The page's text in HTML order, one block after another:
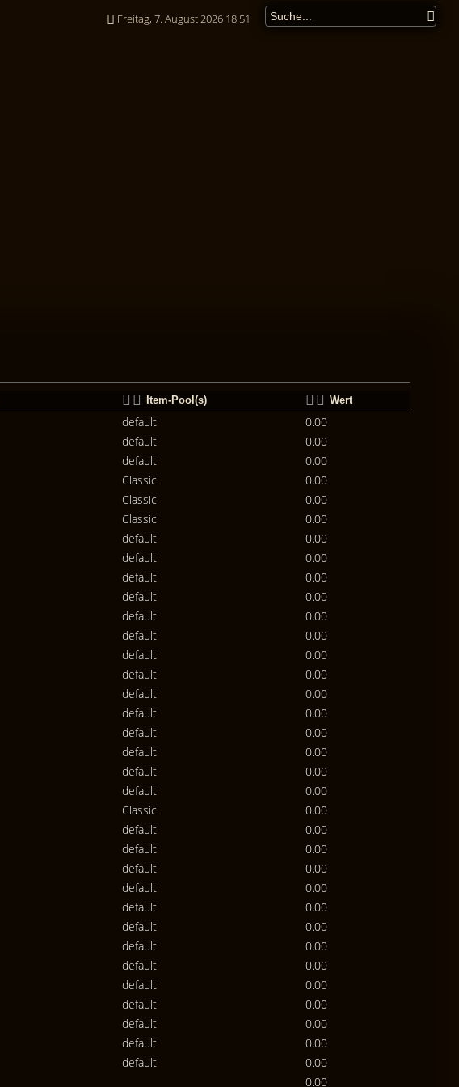
Freitag, 7. August 2026 18:51
Item-Pool(s) Wert
default
0.00
default
0.00
default
0.00
Classic
0.00
Classic
0.00
Classic
0.00
default
0.00
default
0.00
default
0.00
default
0.00
default
0.00
default
0.00
default
0.00
default
0.00
default
0.00
default
0.00
default
0.00
default
0.00
default
0.00
default
0.00
Classic
0.00
default
0.00
default
0.00
default
0.00
default
0.00
default
0.00
default
0.00
default
0.00
default
0.00
default
0.00
default
0.00
default
0.00
default
0.00
default
0.00
0.00